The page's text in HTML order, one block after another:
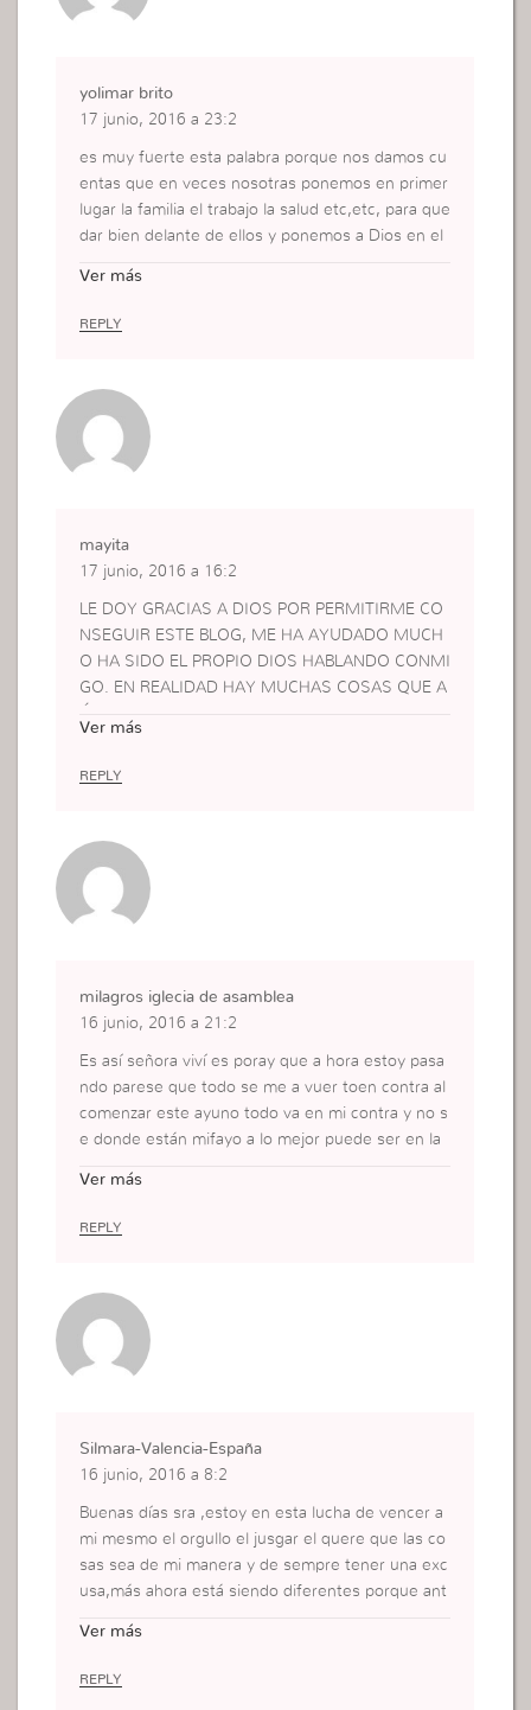
yolimar brito
17 junio, 2016 a 23:2
es muy fuerte esta palabra porque nos damos cu
entas que en veces nosotras ponemos en primer
lugar la familia el trabajo la salud etc,etc, para que
dar bien delante de ellos y ponemos a Dios en el
Ver más
REPLY
mayita
17 junio, 2016 a 16:2
LE DOY GRACIAS A DIOS POR PERMITIRME CO
NSEGUIR ESTE BLOG, ME HA AYUDADO MUCH
O HA SIDO EL PROPIO DIOS HABLANDO CONMI
GO. EN REALIDAD HAY MUCHAS COSAS QUE A
Ver más
REPLY
milagros iglecia de asamblea
16 junio, 2016 a 21:2
Es así señora viví es poray que a hora estoy pasa
ndo parese que todo se me a vuer toen contra al
comenzar este ayuno todo va en mi contra y no s
e donde están mifayo a lo mejor puede ser en la
Ver más
REPLY
Silmara-Valencia-España
16 junio, 2016 a 8:2
Buenas días sra ,estoy en esta lucha de vencer a
mi mesmo el orgullo el jusgar el quere que las co
sas sea de mi manera y de sempre tener una exc
usa,más ahora está siendo diferentes porque ant
Ver más
REPLY